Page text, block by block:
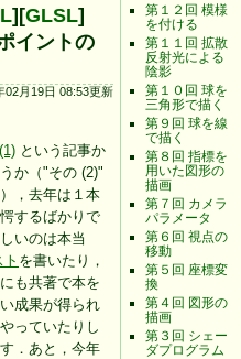
第１２回 模様
を付ける
第１１回 拡散
反射光による
陰影
第１０回 球を
三角形で描く
第９回 球を線
で描く
第８回 指標を
用いた図形の
描画
第７回 カメラ
パラメータ
第６回 視点の
移動
第５回 座標変
換
第４回 図形の
描画
第３回 シェー
ダプログラム
][GLSL]
イントの
02月19日 08:53更新
という記事か
か（"その (2)"
，去年は１本
するばかりで
いのは本当
を書いたり，
も共著で本を
成果が得られ
っていたりし
．あと，今年